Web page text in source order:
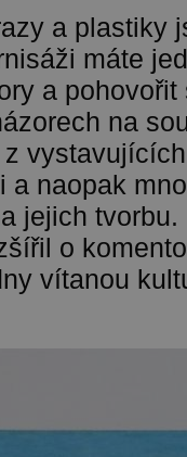
a plastiky
máte
a
na
a naopak
jejich tvorbu.
o
vítanou